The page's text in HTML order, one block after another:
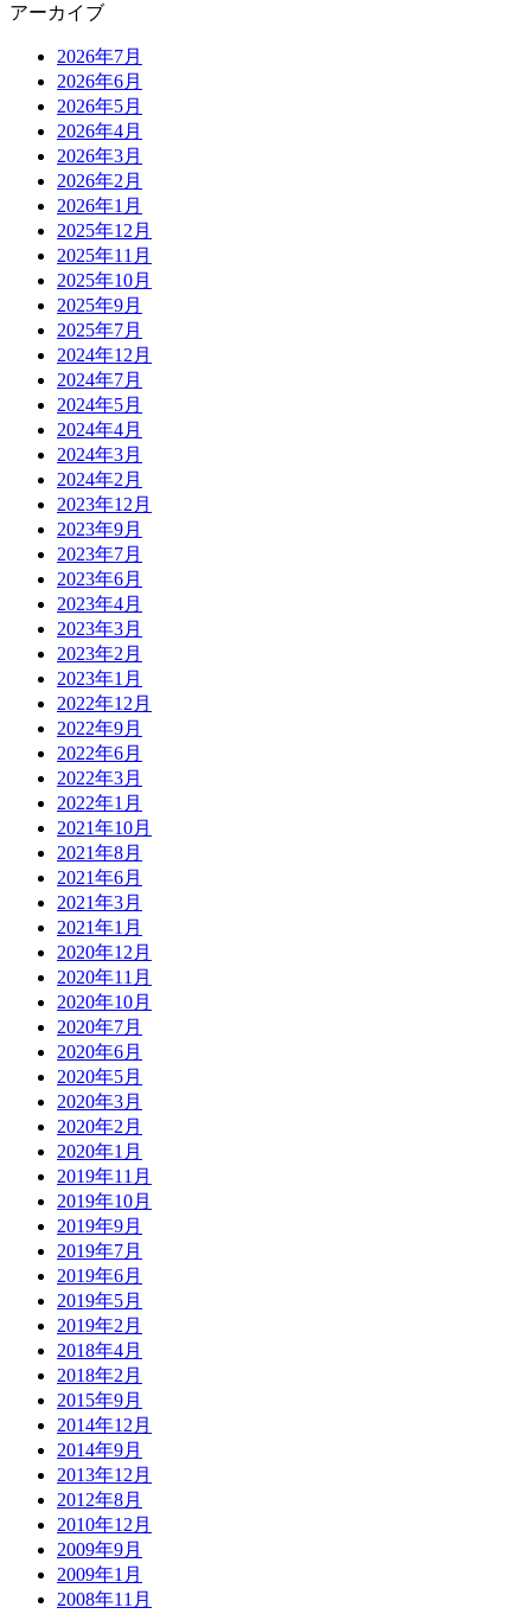
アーカイブ
2026年7月
2026年6月
2026年5月
2026年4月
2026年3月
2026年2月
2026年1月
2025年12月
2025年11月
2025年10月
2025年9月
2025年7月
2024年12月
2024年7月
2024年5月
2024年4月
2024年3月
2024年2月
2023年12月
2023年9月
2023年7月
2023年6月
2023年4月
2023年3月
2023年2月
2023年1月
2022年12月
2022年9月
2022年6月
2022年3月
2022年1月
2021年10月
2021年8月
2021年6月
2021年3月
2021年1月
2020年12月
2020年11月
2020年10月
2020年7月
2020年6月
2020年5月
2020年3月
2020年2月
2020年1月
2019年11月
2019年10月
2019年9月
2019年7月
2019年6月
2019年5月
2019年2月
2018年4月
2018年2月
2015年9月
2014年12月
2014年9月
2013年12月
2012年8月
2010年12月
2009年9月
2009年1月
2008年11月